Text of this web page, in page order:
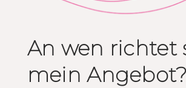
An wen richtet
mein Angebot?